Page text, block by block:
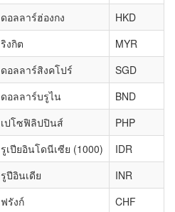
ดอลลาร์ฮ่องกง
HKD
ริงกิต
MYR
ดอลลาร์สิงคโปร์
SGD
ดอลลาร์บรูไน
BND
เปโซฟิลิปปินส์
PHP
รูเปียอินโดนีเซีย (1000)
IDR
รูปีอินเดีย
INR
ฟรังก์
CHF